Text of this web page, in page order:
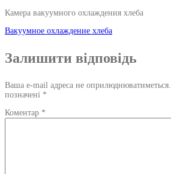
Камера вакуумного охлаждения хлеба
Навігація
по
запису
Вакуумное охлаждение хлеба
Залишити відповідь
Ваша e-mail адреса не оприлюднюватиметься.
позначені *
Коментар *